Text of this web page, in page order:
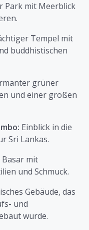
Park mit Meerblick
Tempel mit
buddhistischen
grüner
und einer großen
Einblick in die
Sri Lankas.
mit
und Schmuck.
Gebäude, das
und
wurde.